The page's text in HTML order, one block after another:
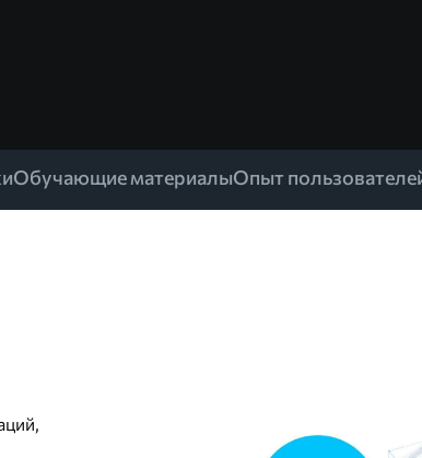
Обучающие материалыОпыт